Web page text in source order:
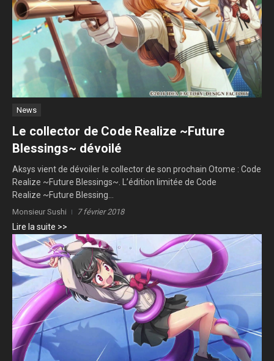
News
Le collector de Code Realize ~Future
Blessings~ dévoilé
Aksys vient de dévoiler le collector de son prochain Otome : Code
Realize ~Future Blessings~. L’édition limitée de Code
Realize ~Future Blessing...
Monsieur Sushi 7 février 2018
Lire la suite >>